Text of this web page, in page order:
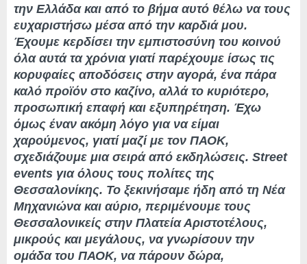
την Ελλάδα και από το βήμα αυτό θέλω να τους
ευχαριστήσω μέσα από την καρδιά μου.
Έχουμε κερδίσει την εμπιστοσύνη του κοινού
όλα αυτά τα χρόνια γιατί παρέχουμε ίσως τις
κορυφαίες αποδόσεις στην αγορά, ένα πάρα
καλό προϊόν στο καζίνο, αλλά το κυριότερο,
προσωπική επαφή και εξυπηρέτηση. Έχω
όμως έναν ακόμη λόγο για να είμαι
χαρούμενος, γιατί μαζί με τον ΠΑΟΚ,
σχεδιάζουμε μια σειρά από εκδηλώσεις. Street
events για όλους τους πολίτες της
Θεσσαλονίκης. Το ξεκινήσαμε ήδη από τη Νέα
Μηχανιώνα και αύριο, περιμένουμε τους
Θεσσαλονικείς στην Πλατεία Αριστοτέλους,
μικρούς και μεγάλους, να γνωρίσουν την
ομάδα του ΠΑΟΚ, να πάρουν δώρα,